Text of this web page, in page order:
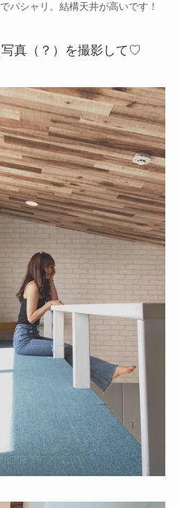
パシャリ。結構天井が高いです！
真（？）を撮影して♡